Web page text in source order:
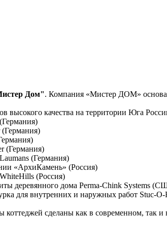
Дом". Компания «Мистер ДОМ»
высокого качества на территории Юга
(Германия)
(Германия)
«АрхиКамень» (Россия)
(Россия)
деревянного дома Perma-Chink Systems
для внутренних и наружных работ Stuc-
коттеджей сделаны как в современном, так